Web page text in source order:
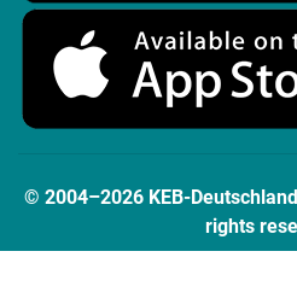
© 2004–2026 KEB-
rights